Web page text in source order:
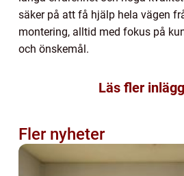
säker på att få hjälp hela vägen
montering, alltid med fokus på
och önskemål.
Läs fler
Fler nyheter